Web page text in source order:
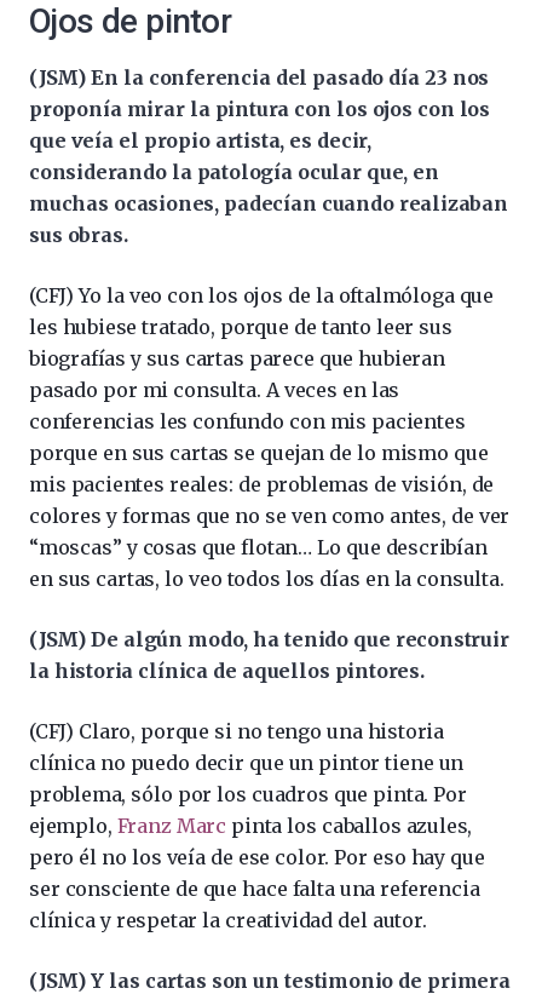
Ojos de pintor
(JSM) En la conferencia del pasado día 23 nos
proponía mirar la pintura con los ojos con los
que veía el propio artista, es decir,
considerando la patología ocular que, en
muchas ocasiones, padecían cuando realizaban
sus obras.
(CFJ) Yo la veo con los ojos de la oftalmóloga que
les hubiese tratado, porque de tanto leer sus
biografías y sus cartas parece que hubieran
pasado por mi consulta. A veces en las
conferencias les confundo con mis pacientes
porque en sus cartas se quejan de lo mismo que
mis pacientes reales: de problemas de visión, de
colores y formas que no se ven como antes, de ver
“moscas” y cosas que flotan… Lo que describían
en sus cartas, lo veo todos los días en la consulta.
(JSM) De algún modo, ha tenido que reconstruir
la historia clínica de aquellos pintores.
(CFJ) Claro, porque si no tengo una historia
clínica no puedo decir que un pintor tiene un
problema, sólo por los cuadros que pinta. Por
ejemplo, Franz Marc pinta los caballos azules,
pero él no los veía de ese color. Por eso hay que
ser consciente de que hace falta una referencia
clínica y respetar la creatividad del autor.
(JSM) Y las cartas son un testimonio de primera